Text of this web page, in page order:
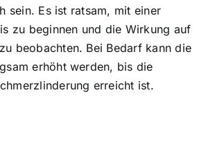
sein. Es ist ratsam, mit einer
zu beginnen und die Wirkung auf
beobachten. Bei Bedarf kann die
erhöht werden, bis die
erreicht ist.